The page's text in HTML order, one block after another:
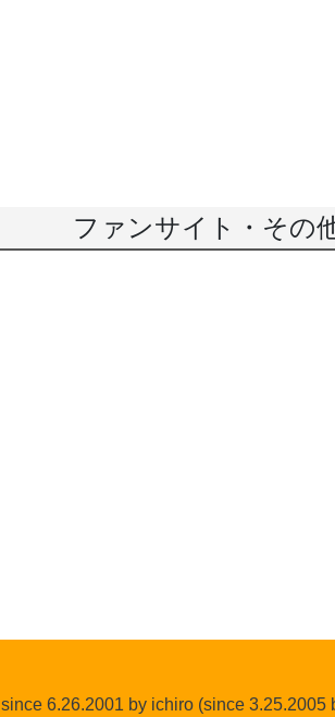
ファンサイト・その
since 6.26.2001 by ichiro (since 3.25.2005